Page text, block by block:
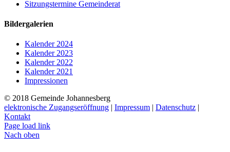
Sitzungstermine Gemeinderat
Bildergalerien
Kalender 2024
Kalender 2023
Kalender 2022
Kalender 2021
Impressionen
© 2018 Gemeinde Johannesberg
elektronische Zugangseröffnung | Impressum | Datenschutz |
Kontakt
Page load link
Nach oben